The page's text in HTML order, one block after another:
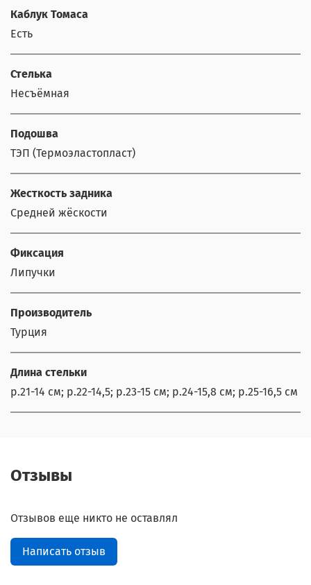
Каблук Томаса
Есть
Стелька
Несъёмная
Подошва
ТЭП (Термоэластопласт)
Жесткость задника
Средней жёскости
Фиксация
Липучки
Производитель
Турция
Длина стельки
р.21-14 см; р.22-14,5; р.23-15 см; р.24-15,8 см; р.25-16,5 см
Отзывы
Отзывов еще никто не оставлял
Написать отзыв